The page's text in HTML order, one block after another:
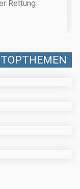
Rettung
TOPTHEMEN